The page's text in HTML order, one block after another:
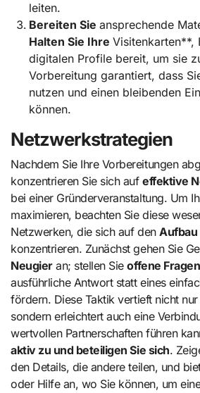
leiten.
Bereiten Sie ansprechende
Halten Sie Ihre Visitenkarten**,
digitalen Profile bereit, um sie
Vorbereitung garantiert, dass
nutzen und einen bleibenden
können.
Netzwerkstrategien
Nachdem Sie Ihre Vorbereitungen
konzentrieren Sie sich aufeffektive
bei einer Gründerveranstaltung. Um
maximieren, beachten Sie diese
Netzwerken, die sich auf denAufbau
konzentrieren. Zunächst gehen Sie
Neugieran; stellen Sieoffene Fragen
ausführliche Antwort statt eines
fördern. Diese Taktik vertieft nicht
sondern erleichtert auch eine
wertvollen Partnerschaften führen
aktiv zu und beteiligen Sie sich.
den Details, die andere teilen, und
oder Hilfe an, wo Sie können, um